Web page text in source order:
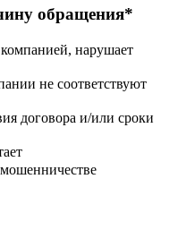
обращения*
нарушает
не соответствуют
договора и/или сроки